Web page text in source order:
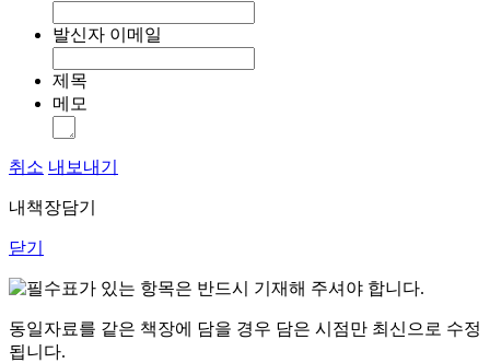
발신자 이메일
제목
메모
취소 내보내기
내책장담기
닫기
표가 있는 항목은 반드시 기재해 주셔야 합니다.
동일자료를 같은 책장에 담을 경우 담은 시점만 최신으로 수정
됩니다.